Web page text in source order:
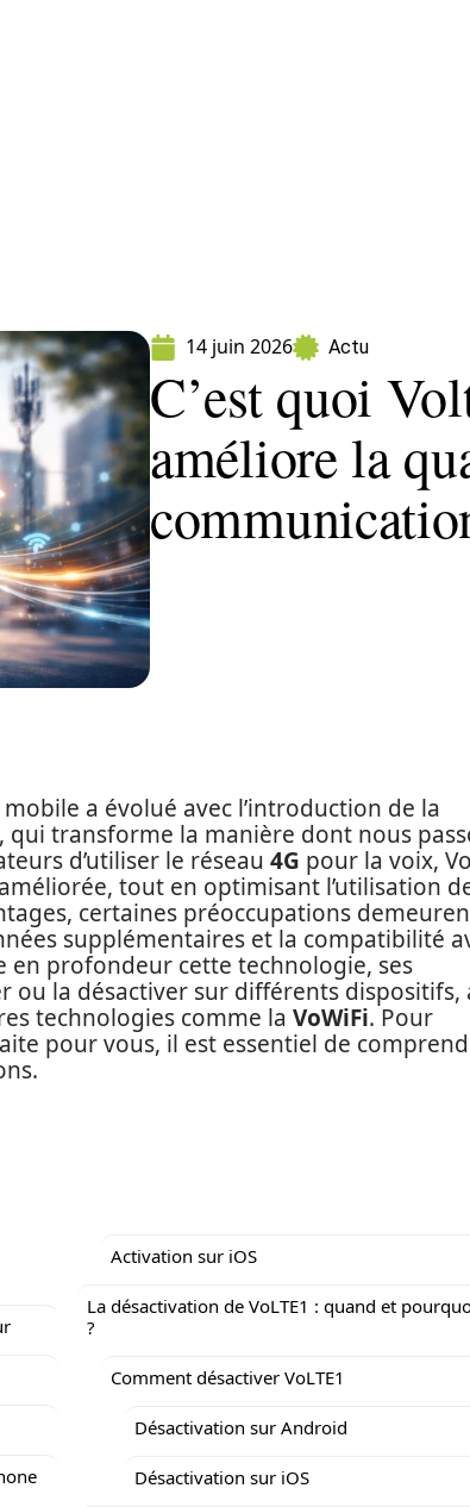
14 juin 2026 Actu
C’est quoi
améliore la
a évolué avec l’introduction de la
qui transforme la manière dont nous
d’utiliser le réseau 4G pour la voix,
tout en optimisant l’utilisation
certaines préoccupations
supplémentaires et la compatibilité
en profondeur cette technologie, ses
ou la désactiver sur différents dispositifs,
technologies comme la VoWiFi. Pour
pour vous, il est essentiel de
Activation sur iOS
La désactivation de VoLTE1 : quand et
?
Comment désactiver VoLTE1
Désactivation sur Android
Désactivation sur iOS